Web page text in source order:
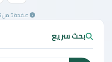
صفحة 5 من 15 | عدد المواقع: 298
بحث سريع